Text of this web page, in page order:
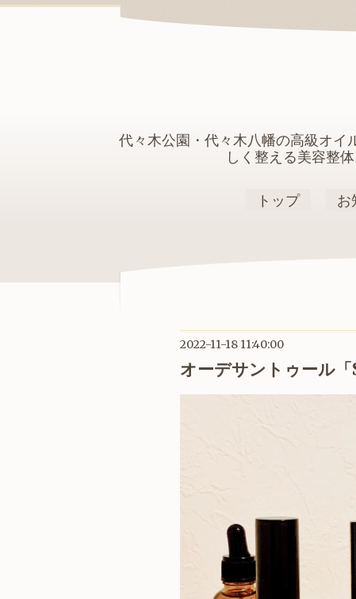
代々木公園・代々木八幡の高級オイ
しく整える美容整
トップ お
2022-11-18 11:40:00
オーデサントゥール